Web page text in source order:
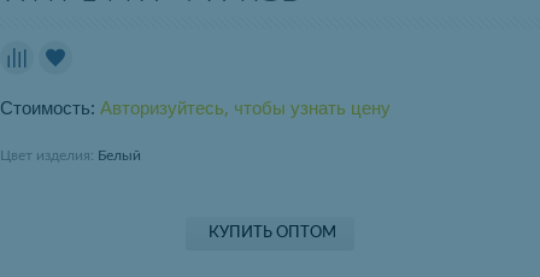
Стоимость: Авторизуйтесь, чтобы узнать цену
Цвет изделия: Белый
КУПИТЬ ОПТОМ